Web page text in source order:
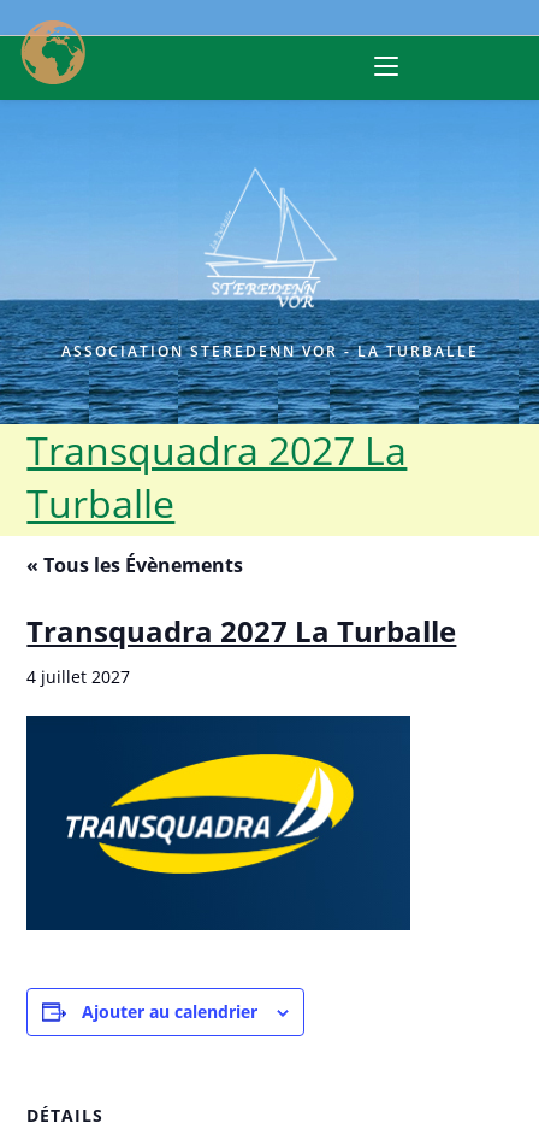
to
content
ASSOCIATION STEREDENN VOR - LA TURBALLE
Transquadra 2027 La
Turballe
« Tous les Évènements
Transquadra 2027 La Turballe
4 juillet 2027
Ajouter au calendrier
DÉTAILS